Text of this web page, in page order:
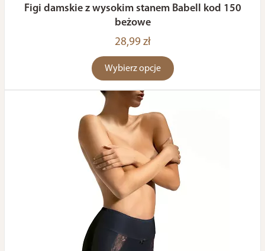
Figi damskie z wysokim stanem Babell kod 150
beżowe
28,99 zł
Wybierz opcje